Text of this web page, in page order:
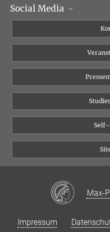
Institutsleitung
Social Media
YouTube
Self-
Max-
Impressum